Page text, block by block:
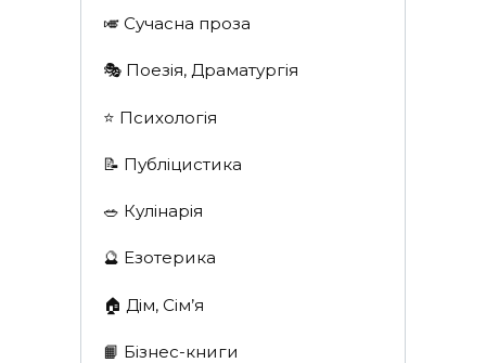
🎺 Сучасна проза
🎭 Поезія, Драматургія
⭐️ Психологія
📝 Публіцистика
🥗 Кулінарія
🔮 Езотерика
🏠 Дім, Сім’я
📙 Бізнес-книги